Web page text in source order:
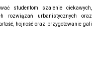
studentom szalenie ciekawych,
rozwiązań urbanistycznych oraz
hojność oraz przygotowanie gali